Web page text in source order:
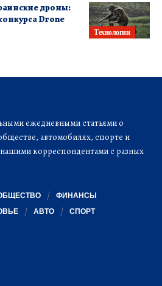
Технологии
дроны:
Drone
ежедневными статьями о
автомобилях, спорте и
корреспондентами с разных
ФИНАНСЫ
АВТО СПОРТ